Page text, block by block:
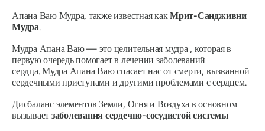
Апана Ваю Мудра, также известная какМрит-Сандживни
Мудра.
Мудра Апана Ваю— это целительная мудра, которая в
первую очередь помогает в лечении заболеваний
сердца.Мудра Апана Ваюспасает нас от смерти, вызванной
сердечными приступами и другими проблемами с сердцем.
Дисбаланс элементов Земли, Огня и Воздуха в основном
вызывает заболевания сердечно-сосудистой системы